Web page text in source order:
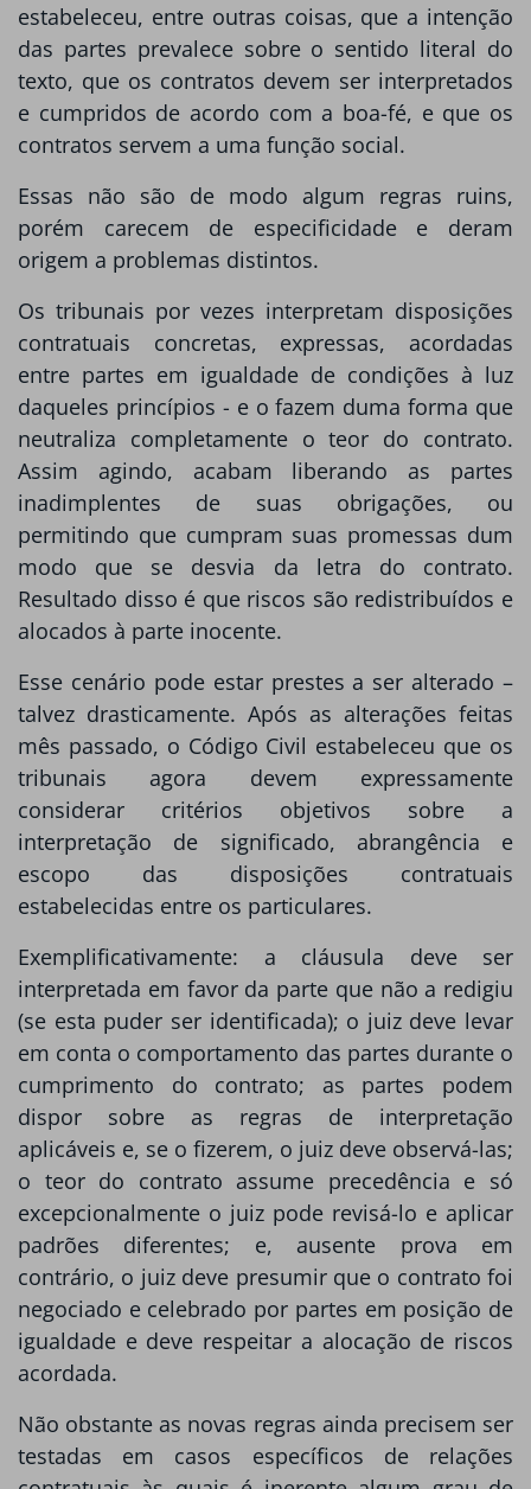
estabeleceu, entre outras coisas, que a intenção
das partes prevalece sobre o sentido literal do
texto, que os contratos devem ser interpretados
e cumpridos de acordo com a boa-fé, e que os
contratos servem a uma função social.
Essas não são de modo algum regras ruins,
porém carecem de especificidade e deram
origem a problemas distintos.
Os tribunais por vezes interpretam disposições
contratuais concretas, expressas, acordadas
entre partes em igualdade de condições à luz
daqueles princípios - e o fazem duma forma que
neutraliza completamente o teor do contrato.
Assim agindo, acabam liberando as partes
inadimplentes de suas obrigações, ou
permitindo que cumpram suas promessas dum
modo que se desvia da letra do contrato.
Resultado disso é que riscos são redistribuídos e
alocados à parte inocente.
Esse cenário pode estar prestes a ser alterado –
talvez drasticamente. Após as alterações feitas
mês passado, o Código Civil estabeleceu que os
tribunais agora devem expressamente
considerar critérios objetivos sobre a
interpretação de significado, abrangência e
escopo das disposições contratuais
estabelecidas entre os particulares.
Exemplificativamente: a cláusula deve ser
interpretada em favor da parte que não a redigiu
(se esta puder ser identificada); o juiz deve levar
em conta o comportamento das partes durante o
cumprimento do contrato; as partes podem
dispor sobre as regras de interpretação
aplicáveis e, se o fizerem, o juiz deve observá-las;
o teor do contrato assume precedência e só
excepcionalmente o juiz pode revisá-lo e aplicar
padrões diferentes; e, ausente prova em
contrário, o juiz deve presumir que o contrato foi
negociado e celebrado por partes em posição de
igualdade e deve respeitar a alocação de riscos
acordada.
Não obstante as novas regras ainda precisem ser
testadas em casos específicos de relações